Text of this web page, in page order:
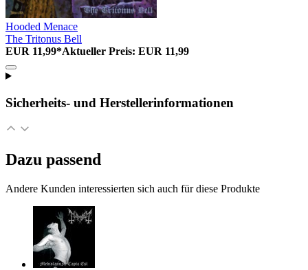
Hooded Menace
The Tritonus Bell
EUR 11,99*Aktueller Preis: EUR 11,99
Sicherheits- und Herstellerinformationen
Dazu passend
Andere Kunden interessierten sich auch für diese Produkte